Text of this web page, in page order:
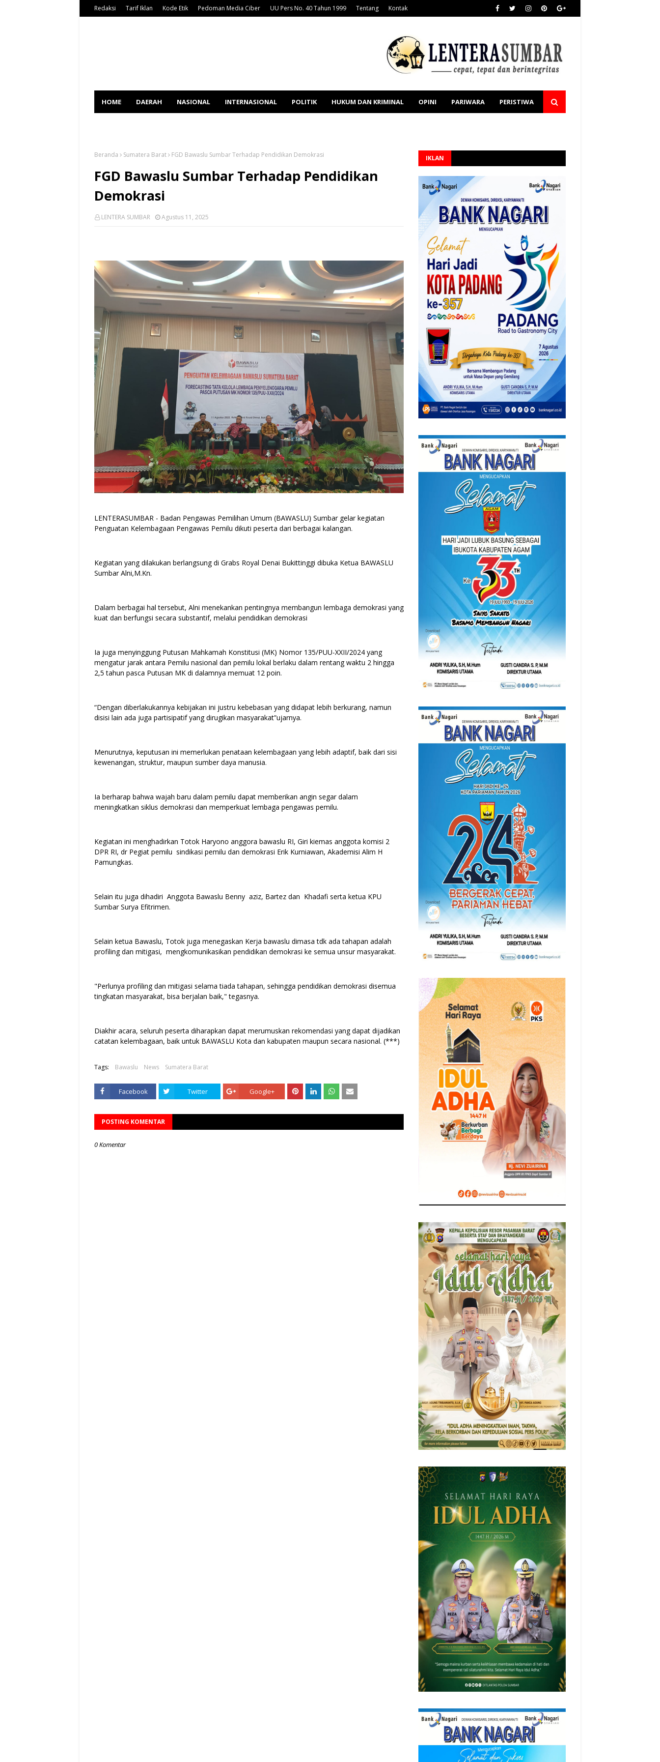
Redaksi Tarif Iklan Kode Etik Pedoman Media Ciber UU Pers No. 40 Tahun 1999 Tentang Kontak
HOME DAERAH NASIONAL INTERNASIONAL POLITIK HUKUM DAN KRIMINAL OPINI PARIWARA PERISTIWA
Beranda Sumatera Barat FGD Bawaslu Sumbar Terhadap Pendidikan Demokrasi
FGD Bawaslu Sumbar Terhadap Pendidikan
Demokrasi
LENTERA SUMBAR Agustus 11, 2025
LENTERASUMBAR - Badan Pengawas Pemilihan Umum (BAWASLU) Sumbar gelar kegiatan
Penguatan Kelembagaan Pengawas Pemilu dikuti peserta dari berbagai kalangan.
Kegiatan yang dilakukan berlangsung di Grabs Royal Denai Bukittinggi dibuka Ketua BAWASLU
Sumbar Alni,M.Kn.
Dalam berbagai hal tersebut, Alni menekankan pentingnya membangun lembaga demokrasi yang
kuat dan berfungsi secara substantif, melalui pendidikan demokrasi
Ia juga menyinggung Putusan Mahkamah Konstitusi (MK) Nomor 135/PUU-XXII/2024 yang
mengatur jarak antara Pemilu nasional dan pemilu lokal berlaku dalam rentang waktu 2 hingga
2,5 tahun pasca Putusan MK di dalamnya memuat 12 poin.
“Dengan diberlakukannya kebijakan ini justru kebebasan yang didapat lebih berkurang, namun
disisi lain ada juga partisipatif yang dirugikan masyarakat”ujarnya.
Menurutnya, keputusan ini memerlukan penataan kelembagaan yang lebih adaptif, baik dari sisi
kewenangan, struktur, maupun sumber daya manusia.
Ia berharap bahwa wajah baru dalam pemilu dapat memberikan angin segar dalam
meningkatkan siklus demokrasi dan memperkuat lembaga pengawas pemilu.
Kegiatan ini menghadirkan Totok Haryono anggora bawaslu RI, Giri kiemas anggota komisi 2
DPR RI, dr Pegiat pemilu sindikasi pemilu dan demokrasi Erik Kurniawan, Akademisi Alim H
Pamungkas.
Selain itu juga dihadiri Anggota Bawaslu Benny aziz, Bartez dan Khadafi serta ketua KPU
Sumbar Surya Efitrimen.
Selain ketua Bawaslu, Totok juga menegaskan Kerja bawaslu dimasa tdk ada tahapan adalah
profiling dan mitigasi, mengkomunikasikan pendidikan demokrasi ke semua unsur masyarakat.
"Perlunya profiling dan mitigasi selama tiada tahapan, sehingga pendidikan demokrasi disemua
tingkatan masyarakat, bisa berjalan baik," tegasnya.
Diakhir acara, seluruh peserta diharapkan dapat merumuskan rekomendasi yang dapat dijadikan
catatan kelembagaan, baik untuk BAWASLU Kota dan kabupaten maupun secara nasional. (***)
Tags: Bawaslu News Sumatera Barat
Facebook Twitter Google+
POSTING KOMENTAR
0 Komentar
IKLAN